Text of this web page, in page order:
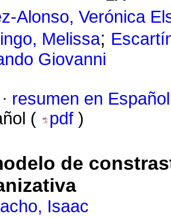
Alonso, Verónica
Melissa;
Giovanni
· resumen en Español
(
pdf )
de
Isaac